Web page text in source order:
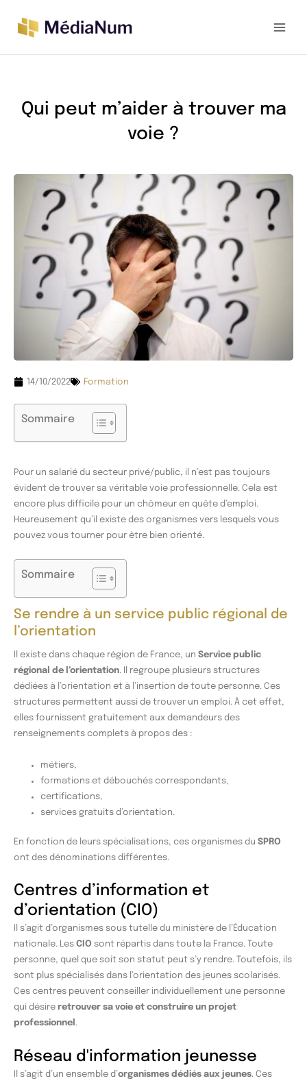
contenu
Qui peut m’aider à trouver ma
voie ?
14/10/2022 Formation
Sommaire
Pour un salarié du secteur privé/public, il n’est pas toujours
évident de trouver sa véritable voie professionnelle. Cela est
encore plus difficile pour un chômeur en quête d’emploi.
Heureusement qu’il existe des organismes vers lesquels vous
pouvez vous tourner pour être bien orienté.
Sommaire
Se rendre à un service public régional de
l’orientation
Il existe dans chaque région de France, un Service public
régional de l’orientation. Il regroupe plusieurs structures
dédiées à l’orientation et à l’insertion de toute personne. Ces
structures permettent aussi de trouver un emploi. À cet effet,
elles fournissent gratuitement aux demandeurs des
renseignements complets à propos des :
métiers,
formations et débouchés correspondants,
certifications,
services gratuits d’orientation.
En fonction de leurs spécialisations, ces organismes du SPRO
ont des dénominations différentes.
Centres d’information et
d’orientation (CIO)
Il s’agit d’organismes sous tutelle du ministère de l’Éducation
nationale. Les CIO sont répartis dans toute la France. Toute
personne, quel que soit son statut peut s’y rendre. Toutefois, ils
sont plus spécialisés dans l’orientation des jeunes scolarisés.
Ces centres peuvent conseiller individuellement une personne
qui désire retrouver sa voie et construire un projet
professionnel .
Réseau d'information jeunesse
Il s’agit d’un ensemble d’organismes dédiés aux jeunes. Ces